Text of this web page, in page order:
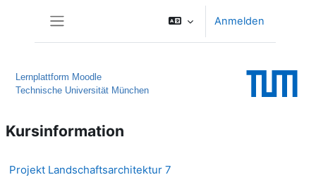
Anmelden
Lernplattform Moodle
Technische Universität München
Kursinformation
Projekt Landschaftsarchitektur 7